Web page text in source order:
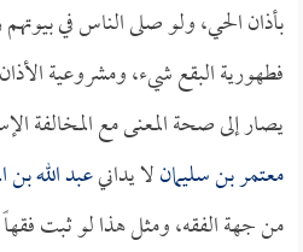
بأذان الحي، ولو صلى الناس في
فطهورية البقع شيء، ومشروعية
يصار إلى صحة المعنى مع المخالفة
معتمر بن سليمانلا يدانيعبد الله بن
من جهة الفقه، ومثل هذا لو ثبت فقهاً